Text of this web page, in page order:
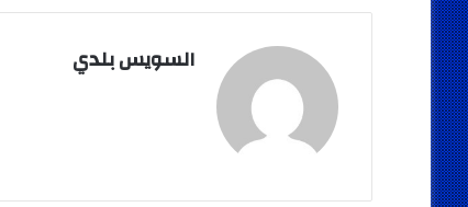
السويس بلدي